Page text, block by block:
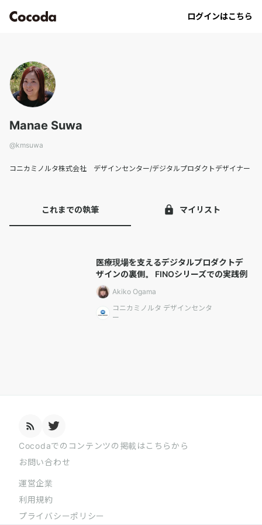
ログインはこちら
Manae Suwa
@kmsuwa
コニカミノルタ株式会社 デザインセンター/デジタルプロダクトデザイナー
マイリスト
これまでの執筆
医療現場を支えるデジタルプロダクトデ
ザインの裏側。 FINOシリーズでの実践例
Akiko Ogama
コニカミノルタ デザインセンタ
ー
Cocodaでのコンテンツの掲載はこちらから
お問い合わせ
運営企業
利用規約
プライバシーポリシー